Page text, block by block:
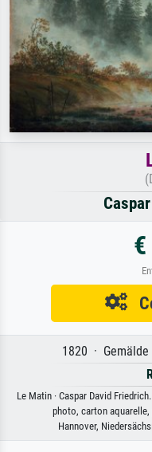
1820 ·
Le Matin · Caspar David
photo, carton aquarelle,
Hannover,